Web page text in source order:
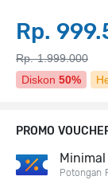
Rp.
Rp. 1.999.000
Diskon 50%
PROMO
Potongan